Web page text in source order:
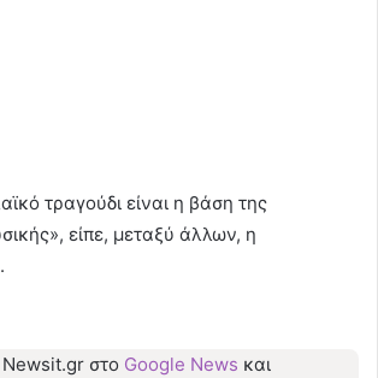
τραγούδι είναι η βάση της
είπε, μεταξύ άλλων, η
στο Google News και